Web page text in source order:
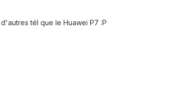
tél que le Huawei P7 :P